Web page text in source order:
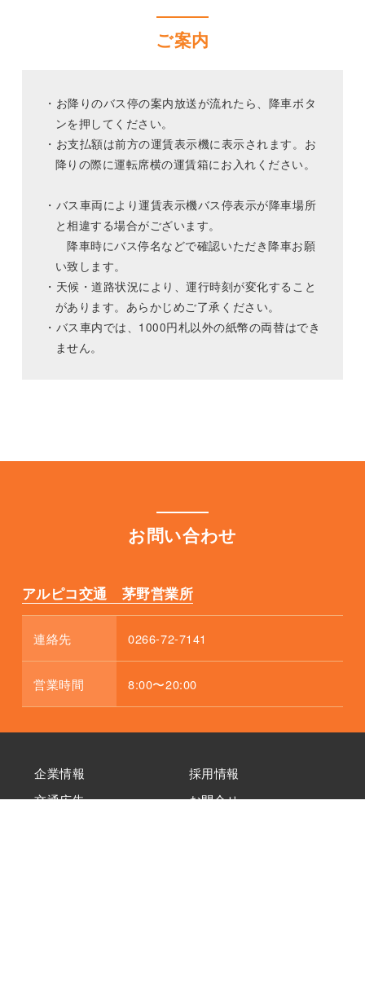
ご案内
・お降りのバス停の案内放送が流れたら、降車ボタ
ンを押してください。
・お支払額は前方の運賃表示機に表示されます。お
降りの際に運転席横の運賃箱にお入れください。
・バス車両により運賃表示機バス停表示が降車場所
と相違する場合がございます。
降車時にバス停名などで確認いただき降車お願
い致します。
・天候・道路状況により、運行時刻が変化すること
があります。あらかじめご了承ください。
・バス車内では、1000円札以外の紙幣の両替はでき
ません。
お問い合わせ
アルピコ交通 茅野営業所
連絡先 0266-72-7141
営業時間 8:00〜20:00
企業情報
採用情報
交通広告
お問合せ